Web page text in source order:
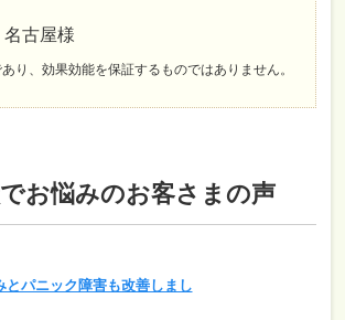
古屋様
り、効果効能を保証するものではありません。
お悩みのお客さまの声
とパニック障害も改善しまし